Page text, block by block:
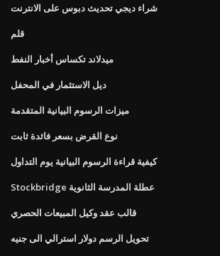
شراء ديجي تحديث دبوس على الانترنت
قلم
ميدلاند تكساس أخبار النفط
ديل الاستثمار في المحفل
ميزات الرسوم البيانية المتقدمة
نوع القرض بسعر فائدة ثابت
كيفية قراءة الرسوم البيانية يوم التداول
Stockbridge عطلة المدرسة الثانوية
قالب عقد وكيل المبيعات الحصري
تحويل الرسم دولار استرالي الى جنيه